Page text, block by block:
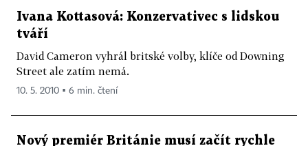
Ivana Kottasová: Konzervativec s lidskou
tváří
David Cameron vyhrál britské volby, klíče od Downing
Street ale zatím nemá.
10. 5. 2010 ▪ 6 min. čtení
Nový premiér Británie musí začít rychle